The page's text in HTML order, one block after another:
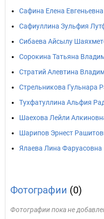
Сафина Елена Евгеньевна
Сафиуллина Зульфия
Сибаева Айсылу
Сорокина Татьяна
Стратий Алевтина
Стрельникова Гульнара
Тухфатуллина Альфия
Шаехова Лейли
Шарипов Эрнест
Ялаева Лина Фаруасовна
Фотографии (0)
Фотографии пока не